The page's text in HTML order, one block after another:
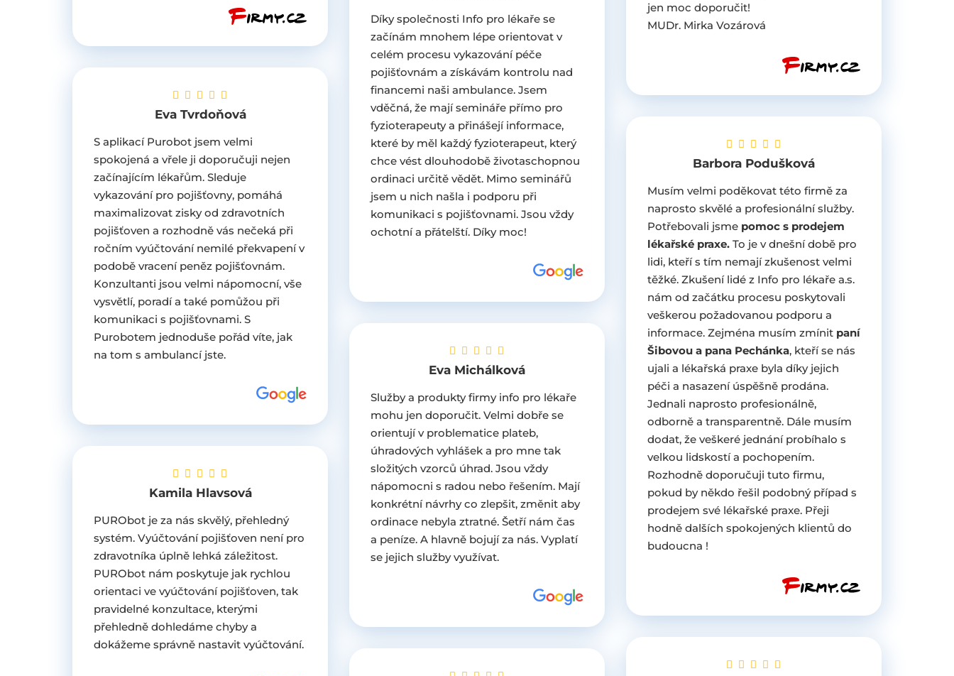
jen moc doporučit!
MUDr. Mirka Vozárová
Díky společnosti Info pro lékaře se
začínám mnohem lépe orientovat v
celém procesu vykazování péče
pojišťovnám a získávám kontrolu nad
financemi naši ambulance. Jsem
vděčná, že mají semináře přímo pro
fyzioterapeuty a přinášejí informace,
které by měl každý fyzioterapeut, který
chce vést dlouhodobě životaschopnou
ordinaci určitě vědět. Mimo seminářů
jsem u nich našla i podporu při
komunikaci s pojišťovnami. Jsou vždy
ochotní a přátelští. Díky moc!
Eva Tvrdoňová
S aplikací Purobot jsem velmi
spokojená a vřele ji doporučuji nejen
začínajícím lékařům. Sleduje
vykazování pro pojišťovny, pomáhá
maximalizovat zisky od zdravotních
pojišťoven a rozhodně vás nečeká při
ročním vyúčtování nemilé překvapení v
podobě vracení peněz pojišťovnám.
Konzultanti jsou velmi nápomocní, vše
vysvětlí, poradí a také pomůžou při
komunikaci s pojišťovnami. S
Purobotem jednoduše pořád víte, jak
na tom s ambulancí jste.
Barbora Podušková
Musím velmi poděkovat této firmě za
naprosto skvělé a profesionální služby.
Potřebovali jsme pomoc s prodejem
lékařské praxe. To je v dnešní době pro
lidi, kteří s tím nemají zkušenost velmi
těžké. Zkušení lidé z Info pro lékaře a.s.
nám od začátku procesu poskytovali
veškerou požadovanou podporu a
informace. Zejména musím zmínit paní
Šibovou a pana Pechánka, kteří se nás
ujali a lékařská praxe byla díky jejich
péči a nasazení úspěšně prodána.
Jednali naprosto profesionálně,
odborně a transparentně. Dále musím
dodat, že veškeré jednání probíhalo s
velkou lidskostí a pochopením.
Rozhodně doporučuji tuto firmu,
pokud by někdo řešil podobný případ s
prodejem své lékařské praxe. Přeji
hodně dalších spokojených klientů do
budoucna !
Eva Michálková
Služby a produkty firmy info pro lékaře
mohu jen doporučit. Velmi dobře se
orientují v problematice plateb,
úhradových vyhlášek a pro mne tak
složitých vzorců úhrad. Jsou vždy
nápomocni s radou nebo řešením. Mají
konkrétní návrhy co zlepšit, změnit aby
ordinace nebyla ztratné. Šetří nám čas
a peníze. A hlavně bojují za nás. Vyplatí
se jejich služby využívat.
Kamila Hlavsová
PURObot je za nás skvělý, přehledný
systém. Vyúčtování pojišťoven není pro
zdravotníka úplně lehká záležitost.
PURObot nám poskytuje jak rychlou
orientaci ve vyúčtování pojišťoven, tak
pravidelné konzultace, kterými
přehledně dohledáme chyby a
dokážeme správně nastavit vyúčtování.